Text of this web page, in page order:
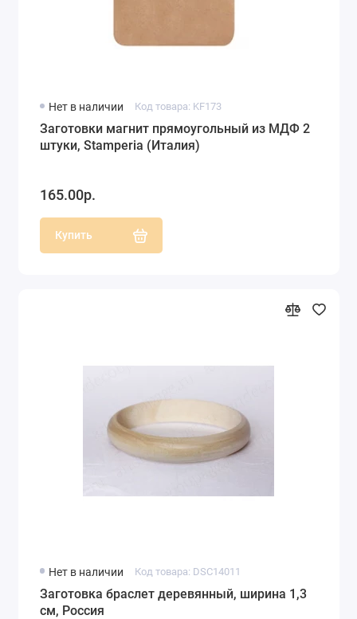
Нет в наличии Код товара: KF173
Заготовки магнит прямоугольный из МДФ 2
штуки, Stamperia (Италия)
165.00р.
Купить
Нет в наличии Код товара: DSC14011
Заготовка браслет деревянный, ширина 1,3
см, Россия